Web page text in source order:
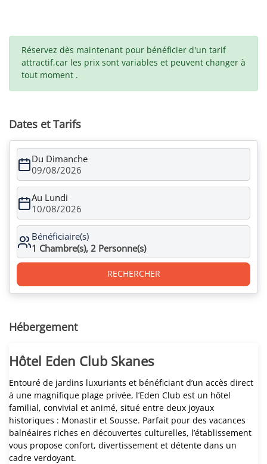
Réservez dès maintenant pour bénéficier d'un tarif
attractif,car les prix sont variables et peuvent changer à
tout moment .
Dates et Tarifs
Du Dimanche
09/08/2026
Au Lundi
10/08/2026
Bénéficiaire(s)
1 Chambre(s), 2 Personne(s)
RECHERCHER
Hébergement
Hôtel Eden Club Skanes
Entouré de jardins luxuriants et bénéficiant d’un accès direct
à une magnifique plage privée, l’Eden Club est un hôtel
familial, convivial et animé, situé entre deux joyaux
historiques : Monastir et Sousse. Parfait pour des vacances
balnéaires riches en découvertes culturelles, l’établissement
vous propose confort, divertissement et détente dans un
cadre verdoyant.